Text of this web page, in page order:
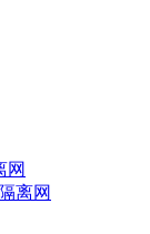
网
离网